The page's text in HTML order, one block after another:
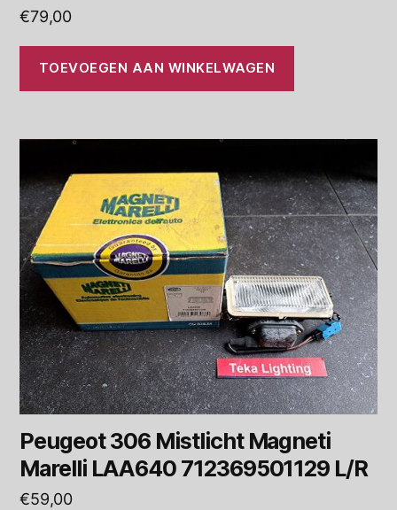
€79,00
TOEVOEGEN AAN WINKELWAGEN
Peugeot 306 Mistlicht Magneti
Marelli LAA640 712369501129 L/R
€59,00